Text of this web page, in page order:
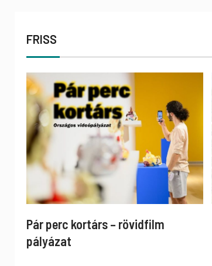
FRISS
Pár perc kortárs – rövidfilm
pályázat